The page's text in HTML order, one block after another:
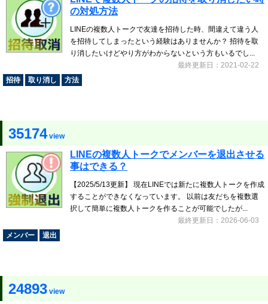
の対処方法
LINEの複数人トークで友達を招待した時、間違えて違う人
を招待してしまったという経験はありませんか？ 招待を取
り消したいけどやり方がわからないという方もいるでし...
最終更新日：2021-02-22
招待
取り消し 方法
35174view
LINEの複数人トークでメンバーを退出させる
事はできる？
【2025/5/13更新】 現在LINEでは新たに複数人トークを作成
することができなくなっています。 以前は友だちを複数選
択して簡単に複数人トークを作ることが可能でしたが...
最終更新日：2026-06-03
メンバー
退出
24893 view